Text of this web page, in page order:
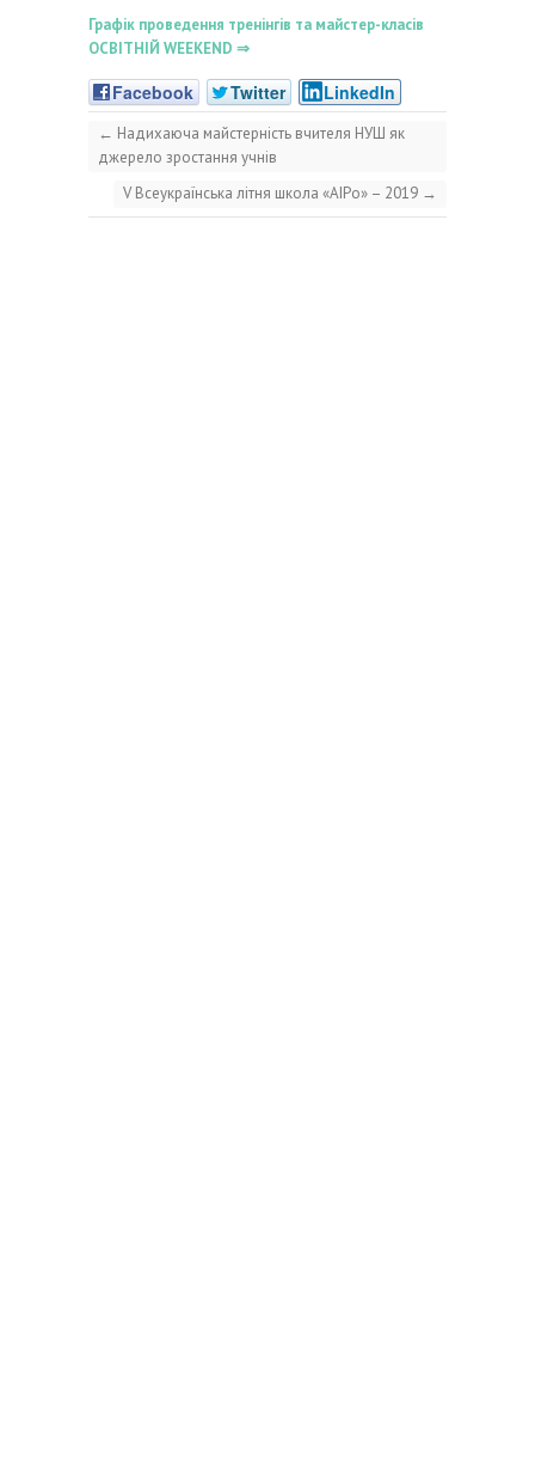
Графік проведення тренінгів та майстер-класів
ОСВІТНІЙ WEEKEND ⇒
Facebook Twitter LinkedIn
← Надихаюча майстерність вчителя НУШ як
джерело зростання учнів
V Всеукраїнська літня школа «АІРо» – 2019 →